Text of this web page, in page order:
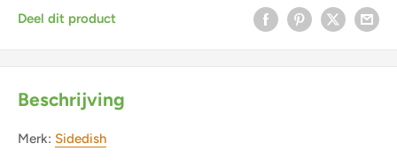
Deel dit product
Beschrijving
Merk: Sidedish